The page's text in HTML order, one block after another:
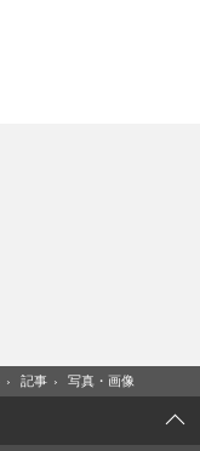
› 記事 › 写真・画像